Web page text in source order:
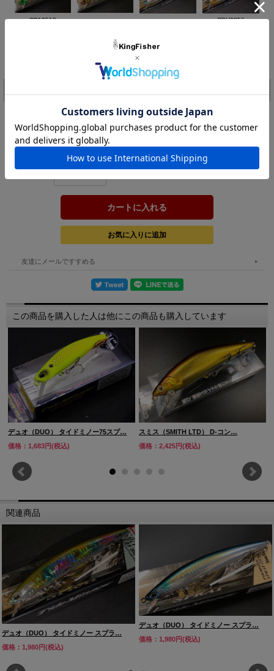
ドミノーに死角なし。
◆Size ： 140mm
◆レンジ ： 0.5～1.8ｍ
CPA3512
CPH0856
[ポイント還元 41ポイント～]
友達にメールですすめる
この商品を購入した人は他にこの商品も購入しています
デュオ（DUO） タイドミノー75スプ…
価格：1,683円(税込)
スミス（SMITH LTD） D-コン…
価格：2,425円(税込)
関連商品
デュオ（DUO） タイドミノー スプラ…
価格：1,980円(税込)
デュオ（DUO） タイドミノー スプラ…
価格：1,980円(税込)